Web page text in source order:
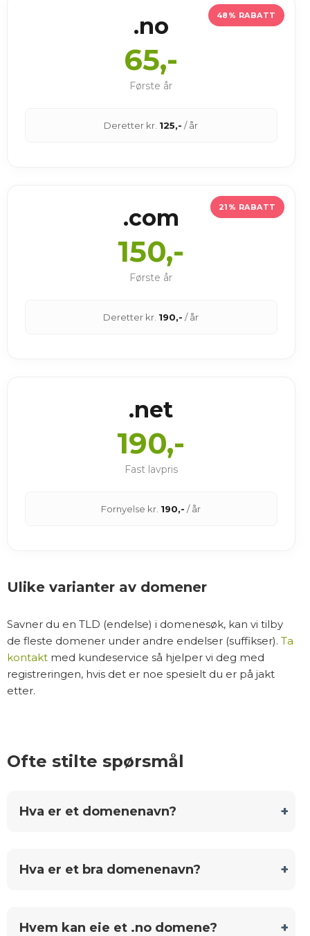
48% RABATT
.no
65,-
Første år
Deretter kr. 125,- / år
21% RABATT
.com
150,-
Første år
Deretter kr. 190,- / år
.net
190,-
Fast lavpris
Fornyelse kr. 190,- / år
Ulike varianter av domener
Savner du en TLD (endelse) i domenesøk, kan vi tilby
de fleste domener under andre endelser (suffikser). Ta
kontakt med kundeservice så hjelper vi deg med
registreringen, hvis det er noe spesielt du er på jakt
etter.
Ofte stilte spørsmål
Hva er et domenenavn?
Hva er et bra domenenavn?
Hvem kan eie et .no domene?